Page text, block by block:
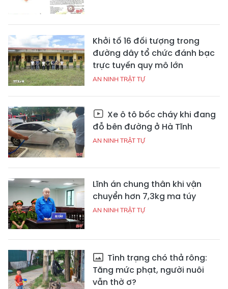
Khởi tố 16 đối tượng trong
đường dây tổ chức đánh bạc
trực tuyến quy mô lớn
AN NINH TRẬT TỰ
Xe ô tô bốc cháy khi đang
đỗ bên đường ở Hà Tĩnh
AN NINH TRẬT TỰ
Lĩnh án chung thân khi vận
chuyển hơn 7,3kg ma túy
AN NINH TRẬT TỰ
Tình trạng chó thả rông:
Tăng mức phạt, người nuôi
vẫn thờ ơ?